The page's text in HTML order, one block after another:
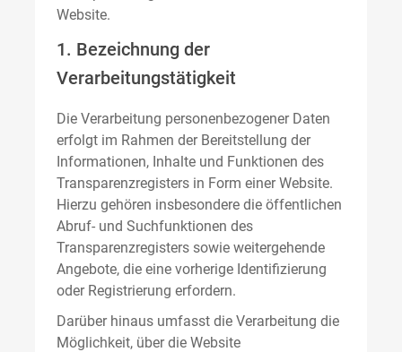
Website.
1. Bezeichnung der
Verarbeitungstätigkeit
Die Verarbeitung personenbezogener Daten
erfolgt im Rahmen der Bereitstellung der
Informationen, Inhalte und Funktionen des
Transparenzregisters in Form einer Website.
Hierzu gehören insbesondere die öffentlichen
Abruf- und Suchfunktionen des
Transparenzregisters sowie weitergehende
Angebote, die eine vorherige Identifizierung
oder Registrierung erfordern.
Darüber hinaus umfasst die Verarbeitung die
Möglichkeit, über die Website